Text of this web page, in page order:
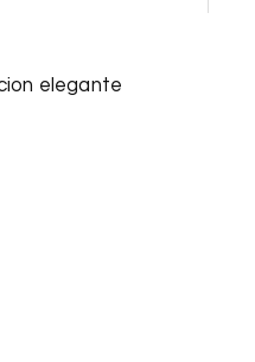
elegante